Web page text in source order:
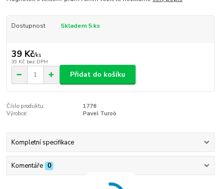
Dostupnost Skladem 5 ks
39 Kč/ks
39 Kč bez DPH
Přidat do košíku
Číslo produktu:
1776
Výrobce:
Pavel Turoò
Kompletní specifikace
Komentáře 0